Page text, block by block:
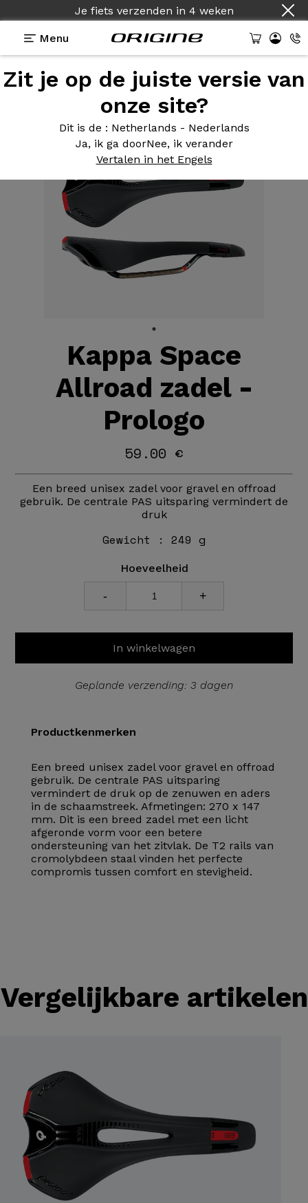
Je fiets verzenden in 4 weken
Menu
Zit je op de juiste versie van
onze site?
Dit is de : Netherlands - Nederlands
Ja, ik ga doorNee, ik verander
Vertalen in het Engels
Uitrusting>Zadel > Kappa Space Allroad
Kappa Space
Allroad zadel -
Prologo
59.00 €
Een breed unisex zadel voor gravel en offroad
gebruik. De centrale PAS uitsparing vermindert de
druk
Gewicht : 249 g
Hoeveelheid
- +
In winkelwagen
Geplande verzending: 3 dagen
Productkenmerken
Een breed unisex zadel voor gravel en offroad
gebruik. De centrale PAS uitsparing
vermindert de druk op de zenuwen en aders
in de schaamstreek. Afmetingen: 270 x 147
mm. Dit is een breed zadel met een licht
afgeronde vorm voor een betere
ondersteuning van het zitvlak. De T2 rails van
cromolybdeen staal vinden het perfecte
compromis tussen comfort en stevigheid.
Vergelijkbare artikelen